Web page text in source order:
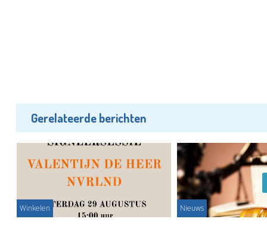
Gerelateerde berichten
Winkelen Nieuws